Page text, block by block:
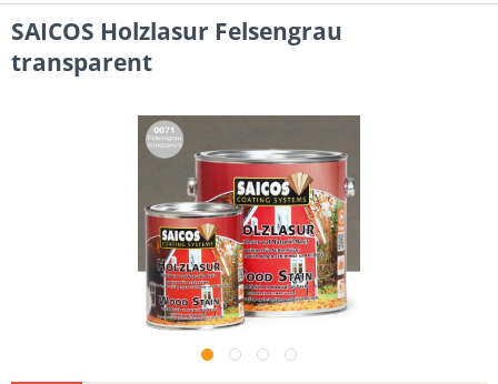
SAICOS Holzlasur Felsengrau
transparent